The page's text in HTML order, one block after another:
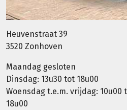
Heuvenstraat 39
3520 Zonhoven
Maandag gesloten
Dinsdag: 13u30 tot 18u00
Woensdag t.e.m. vrijdag: 10u00
18u00